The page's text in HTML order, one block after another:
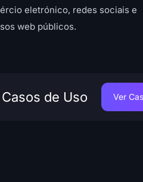
eletrónico, redes sociais e
web públicos.
de Uso Ver